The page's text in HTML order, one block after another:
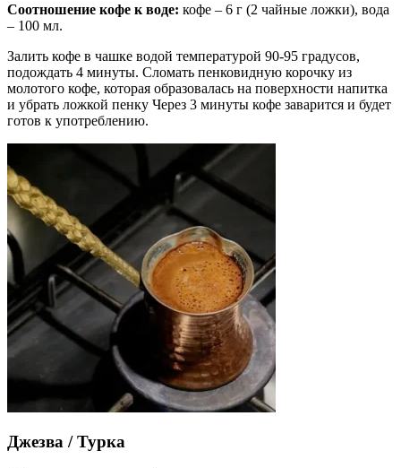
Соотношение кофе к воде: кофе – 6 г (2 чайные ложки), вода
– 100 мл.
Залить кофе в чашке водой температурой 90-95 градусов,
подождать 4 минуты. Сломать пенковидную корочку из
молотого кофе, которая образовалась на поверхности напитка
и убрать ложкой пенку Через 3 минуты кофе заварится и будет
готов к употреблению.
Джезва / Турка